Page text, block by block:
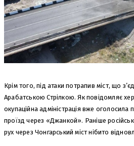
Крім того, під атаки потрапив міст, що
Арабатською Стрілкою. Як повідомляє
окупаційна адміністрація вже
проїзд через «Джанкой». Раніше
рух через Чонгарський міст нібито